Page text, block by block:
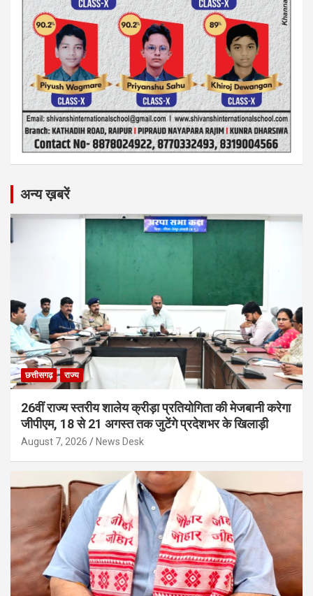
अन्य ख़बरें
छत्तीसगढ़ राज्य
26वीं राज्य स्तरीय शालेय क्रीड़ा प्रतियोगिता की मेजबानी करेगा
जीपीएम, 18 से 21 अगस्त तक जुटेंगे प्रदेशभर के खिलाड़ी
August 7, 2026 News Desk